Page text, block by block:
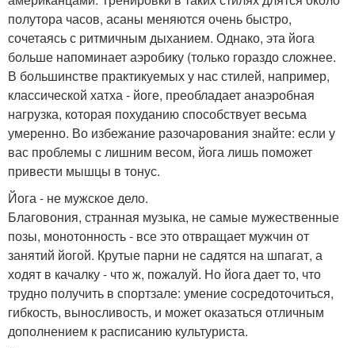
полутора часов, асаны меняются очень быстро,
сочетаясь с ритмичным дыханием. Однако, эта йога
больше напоминает аэробику (только гораздо сложнее.
В большинстве практикуемых у нас стилей, например,
классической хатха - йоге, преобладает анаэробная
нагрузка, которая похуданию способствует весьма
умеренно. Во избежание разочарования знайте: если у
вас проблемы с лишним весом, йога лишь поможет
привести мышцы в тонус.
Йога - не мужское дело.
Благовония, странная музыка, не самые мужественные
позы, монотонность - все это отвращает мужчин от
занятий йогой. Крутые парни не садятся на шпагат, а
ходят в качалку - что ж, пожалуй. Но йога дает то, что
трудно получить в спортзале: умение сосредоточиться,
гибкость, выносливость, и может оказаться отличным
дополнением к расписанию культуриста.